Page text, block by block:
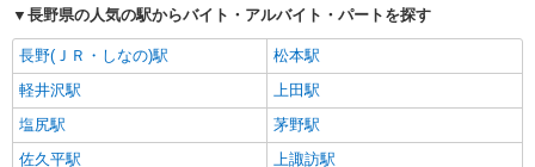
長野県の人気の駅からバイト・アルバイト・パートを探す
長野(ＪＲ・しなの)駅
松本駅
軽井沢駅
上田駅
塩尻駅
茅野駅
佐久平駅
上諏訪駅